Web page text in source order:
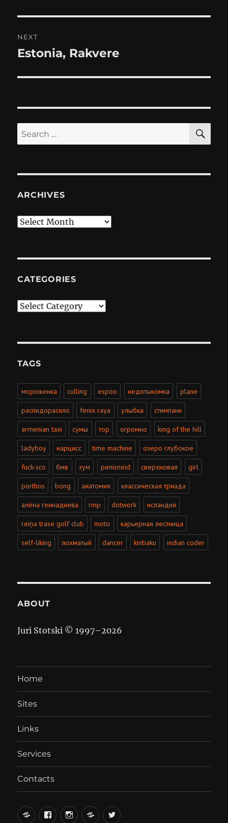
NEXT
Next
Estonia, Rakvere
Search
for:
ARCHIVES
Archives
CATEGORIES
Categories
TAGS
мороженка culling espoo недотыкомка plane
распидорасило fenix raya улыбка стимпанк
armenian taxi сумы тор огромно king of the hill
ladyboy нарцисс time machine озеро глубокое
fuck-sco бмв зум penisneid сверхновая girl
porthos bong анатомия классическая триада
алёна геннадиева rmp dotwork исландия
reiņa trase golf club moto карьерная лестница
self-liking лохматый dancer kinbaku indian coder
ABOUT
Juri Stotski © 1997–2026
Home
Sites
Links
Services
Contacts
вКонтакте
FacebookInstagramLiveJournal
Twitter